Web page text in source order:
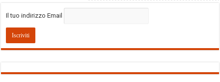
Il tuo indirizzo Email